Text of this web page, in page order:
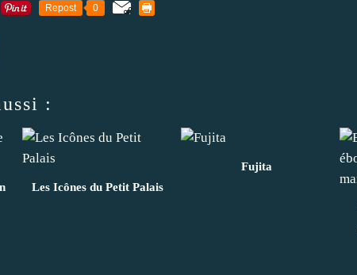
Repost 0
:
Les Icônes du Petit Palais
Fujita